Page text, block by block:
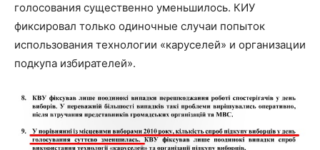
голосования существенно уменьшилось. КИУ
фиксировал только одиночные случаи попыток
использования технологии «каруселей» и организации
подкупа избирателей».